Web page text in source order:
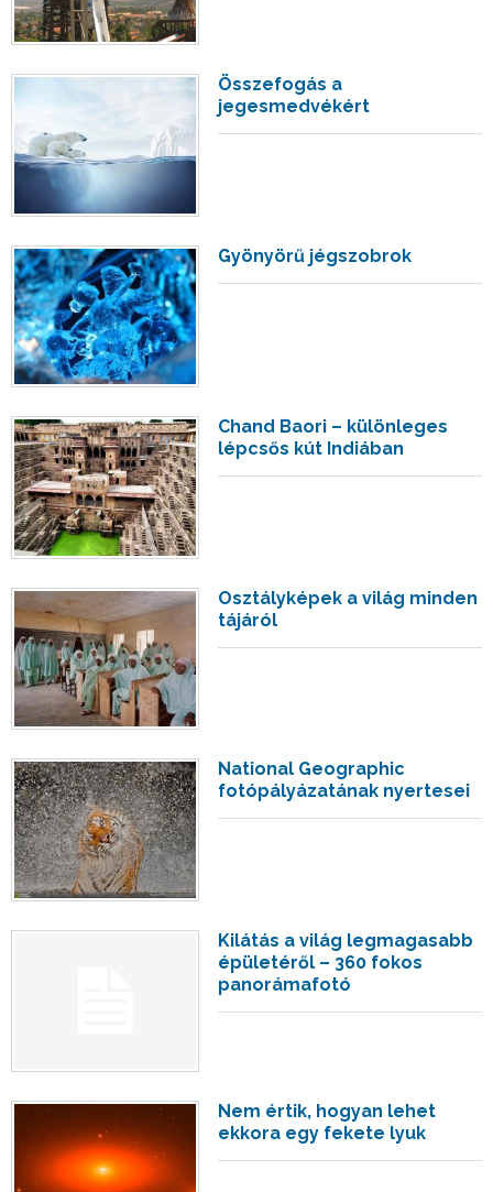
Összefogás a
jegesmedvékért
Gyönyörű jégszobrok
Chand Baori – különleges
lépcsős kút Indiában
Osztályképek a világ minden
tájáról
National Geographic
fotópályázatának nyertesei
Kilátás a világ legmagasabb
épületéről – 360 fokos
panorámafotó
Nem értik, hogyan lehet
ekkora egy fekete lyuk